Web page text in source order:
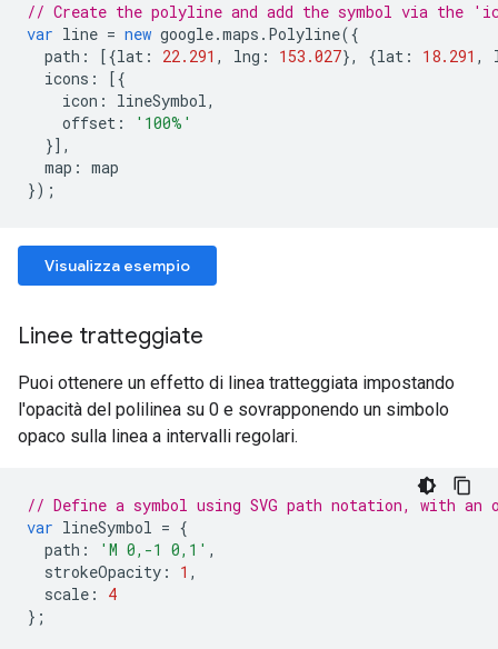
// Create the polyline and add the symbol via the
var line = new google.maps . Polyline({
path : [{lat : 22.291 , lng : 153.027}, {lat : 18.291 ,
icons :
[{
icon : lineSymbol,
offset :
'100%'
}],
map : map
});
Visualizza esempio
Linee tratteggiate
Puoi ottenere un effetto di linea tratteggiata impostando
l'opacità del polilinea su 0 e sovrapponendo un simbolo
opaco sulla linea a intervalli regolari.
// Define a symbol using SVG path notation, with an
var lineSymbol = {
path : 'M 0,-1 0,1' ,
strokeOpacity : 1 ,
scale :
4
};